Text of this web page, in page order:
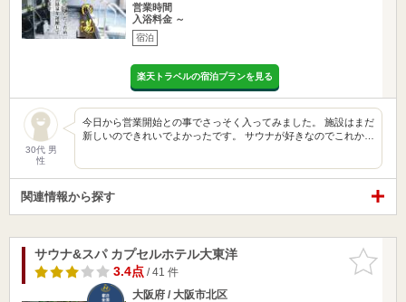
営業時間
入浴料金 ～
宿泊
楽天トラベルの宿泊プランを見る
30代 男
性
今日から営業開始との事でさっそく入ってみました。 施設はまだ
新しいのできれいでよかったです。 サウナが好きなのでこれか…
関連情報から探す
お気に入
りに追加
サウナ&スパ カプセルホテル大東洋
3.4点/ 41 件
大阪府 / 大阪市北区